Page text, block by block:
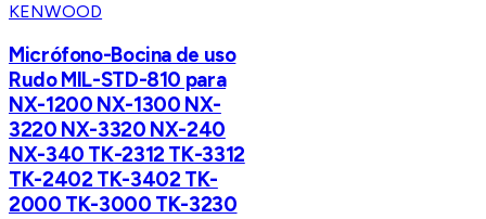
KENWOOD
Micrófono-Bocina de uso
Rudo MIL-STD-810 para
NX-1200 NX-1300 NX-
3220 NX-3320 NX-240
NX-340 TK-2312 TK-3312
TK-2402 TK-3402 TK-
2000 TK-3000 TK-3230